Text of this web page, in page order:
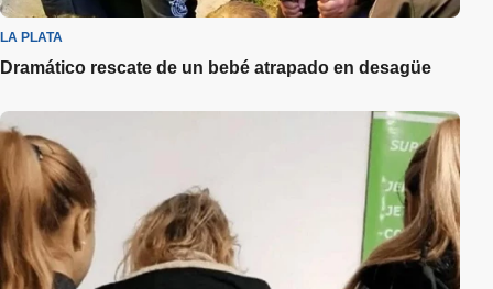
LA PLATA
Dramático rescate de un bebé atrapado en desagüe